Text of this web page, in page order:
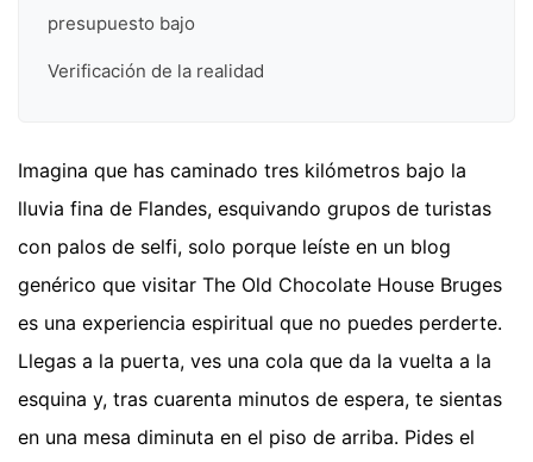
presupuesto bajo
Verificación de la realidad
Imagina que has caminado tres kilómetros bajo la
lluvia fina de Flandes, esquivando grupos de turistas
con palos de selfi, solo porque leíste en un blog
genérico que visitar The Old Chocolate House Bruges
es una experiencia espiritual que no puedes perderte.
Llegas a la puerta, ves una cola que da la vuelta a la
esquina y, tras cuarenta minutos de espera, te sientas
en una mesa diminuta en el piso de arriba. Pides el